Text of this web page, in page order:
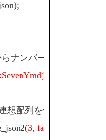
ナンバーズ3の統計情
想配列を作成
3, false, $ymd